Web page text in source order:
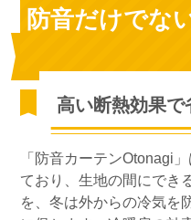
防音だけでな
高い断熱効果で
「防音カーテンOtonagi
ており、生地の間にでき
を、冬は外からの冷気を